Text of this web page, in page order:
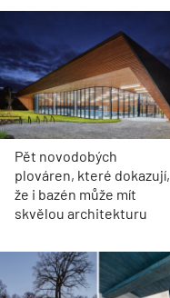
Pět novodobých
plováren, které dokazují,
že i bazén může mít
skvělou architekturu